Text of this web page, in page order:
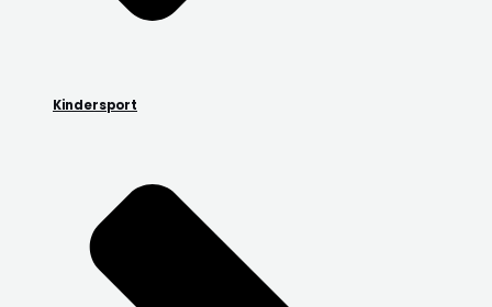
Kindersport